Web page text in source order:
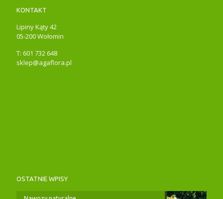
KONTAKT
Lipiny Kąty 42
05-200 Wołomin
T: 601 732 648
sklep@agaflora.pl
OSTATNIE WPISY